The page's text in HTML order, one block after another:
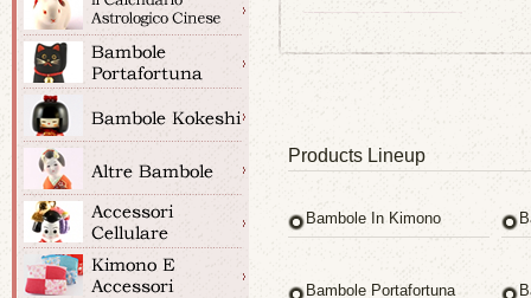
Products Lineup
Bambole In Kimono
Bambole Portafortuna